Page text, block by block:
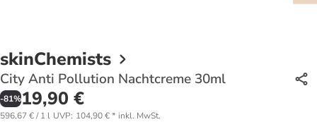
skinChemists
City Anti Pollution Nachtcreme 30ml
-81%19,90 €
596,67 € / 1 l UVP: 104,90 €* inkl. MwSt.